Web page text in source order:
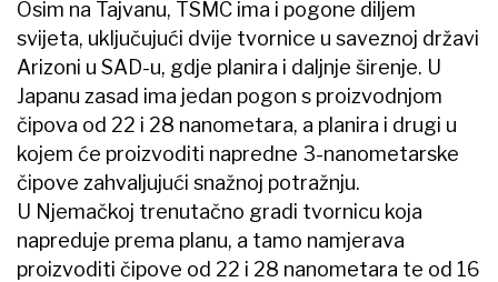
Osim na Tajvanu, TSMC ima i pogone diljem
svijeta, uključujući dvije tvornice u saveznoj državi
Arizoni u SAD-u, gdje planira i daljnje širenje. U
Japanu zasad ima jedan pogon s proizvodnjom
čipova od 22 i 28 nanometara, a planira i drugi u
kojem će proizvoditi napredne 3-nanometarske
čipove zahvaljujući snažnoj potražnju.
U Njemačkoj trenutačno gradi tvornicu koja
napreduje prema planu, a tamo namjerava
proizvoditi čipove od 22 i 28 nanometara te od 16